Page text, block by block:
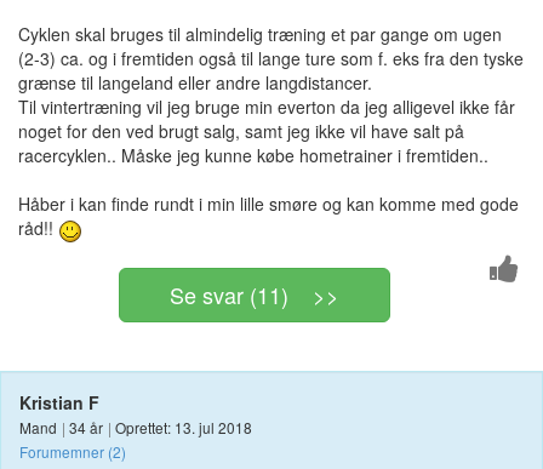
Cyklen skal bruges til almindelig træning et par gange om ugen
(2-3) ca. og i fremtiden også til lange ture som f. eks fra den tyske
grænse til langeland eller andre langdistancer.
Til vintertræning vil jeg bruge min everton da jeg alligevel ikke får
noget for den ved brugt salg, samt jeg ikke vil have salt på
racercyklen.. Måske jeg kunne købe hometrainer i fremtiden..
Håber i kan finde rundt i min lille smøre og kan komme med gode
råd!!
Se svar (11) >>
Kristian F
Mand | 34 år | Oprettet: 13. jul 2018
Forumemner (2)